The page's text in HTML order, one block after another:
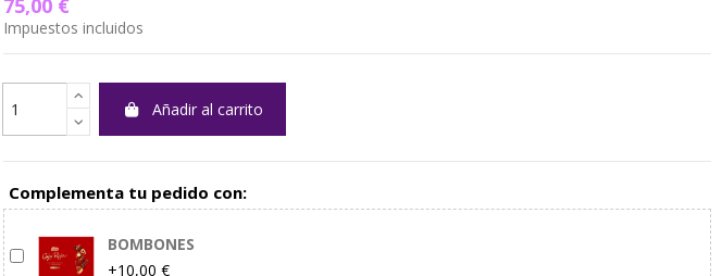
75,00 €
Impuestos incluidos
Añadir al carrito
Complementa tu pedido con:
BOMBONES
+10,00 €